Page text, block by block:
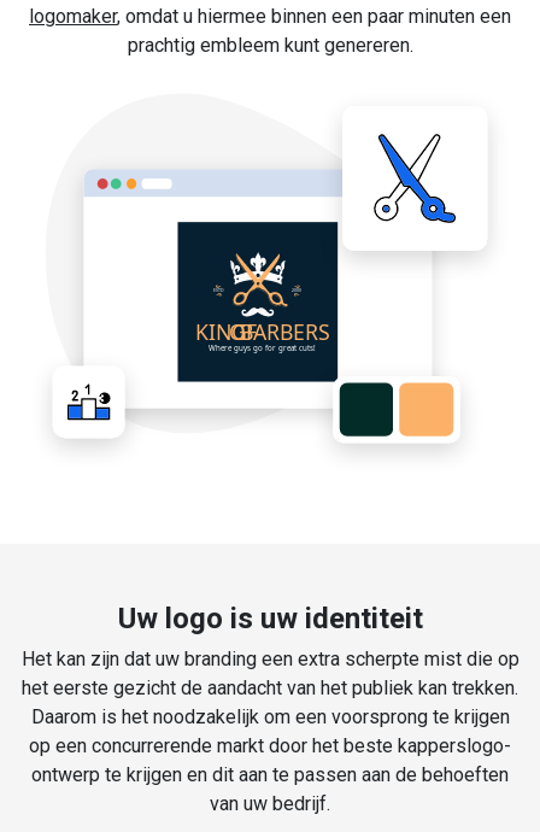
logomaker, omdat u hiermee binnen een paar minuten een
prachtig embleem kunt genereren.
Uw logo is uw identiteit
Het kan zijn dat uw branding een extra scherpte mist die op
het eerste gezicht de aandacht van het publiek kan trekken.
Daarom is het noodzakelijk om een voorsprong te krijgen
op een concurrerende markt door het beste kapperslogo-
ontwerp te krijgen en dit aan te passen aan de behoeften
van uw bedrijf.